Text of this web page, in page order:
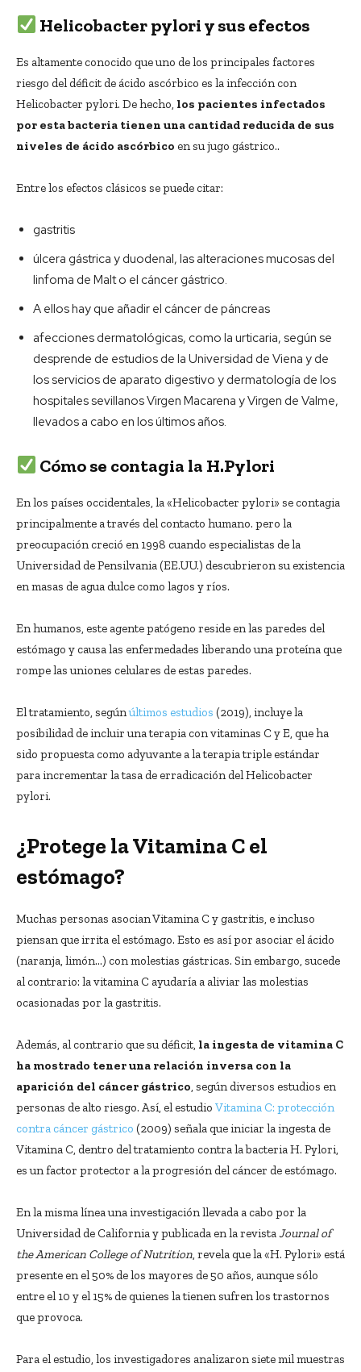
Helicobacter pylori y sus efectos
Es altamente conocido que uno de los principales factores
riesgo del déficit de ácido ascórbico es la infección con
Helicobacter pylori. De hecho, los pacientes infectados
por esta bacteria tienen una cantidad reducida de sus
niveles de ácido ascórbico en su jugo gástrico..
Entre los efectos clásicos se puede citar:
gastritis
úlcera gástrica y duodenal, las alteraciones mucosas del
linfoma de Malt o el cáncer gástrico.
A ellos hay que añadir el cáncer de páncreas
afecciones dermatológicas, como la urticaria, según se
desprende de estudios de la Universidad de Viena y de
los servicios de aparato digestivo y dermatología de los
hospitales sevillanos Virgen Macarena y Virgen de Valme,
llevados a cabo en los últimos años.
Cómo se contagia la H.Pylori
En los países occidentales, la «Helicobacter pylori» se contagia
principalmente a través del contacto humano. pero la
preocupación creció en 1998 cuando especialistas de la
Universidad de Pensilvania (EE.UU.) descubrieron su existencia
en masas de agua dulce como lagos y ríos.
En humanos, este agente patógeno reside en las paredes del
estómago y causa las enfermedades liberando una proteína que
rompe las uniones celulares de estas paredes.
El tratamiento, segúnúltimos estudios (2019), incluye la
posibilidad de incluir una terapia con vitaminas C y E, que ha
sido propuesta como adyuvante a la terapia triple estándar
para incrementar la tasa de erradicación del Helicobacter
pylori.
¿Protege la Vitamina C el
estómago?
Muchas personas asocian Vitamina C y gastritis, e incluso
piensan que irrita el estómago. Esto es así por asociar el ácido
(naranja, limón…) con molestias gástricas. Sin embargo, sucede
al contrario: la vitamina C ayudaría a aliviar las molestias
ocasionadas por la gastritis.
Además, al contrario que su déficit, la ingesta de vitamina C
ha mostrado tener una relación inversa con la
aparición del cáncer gástrico, según diversos estudios en
personas de alto riesgo. Así, el estudio Vitamina C: protección
contra cáncer gástrico (2009) señala que iniciar la ingesta de
Vitamina C, dentro del tratamiento contra la bacteria H. Pylori,
es un factor protector a la progresión del cáncer de estómago.
En la misma línea una investigación llevada a cabo por la
Universidad de California y publicada en la revistaJournal of
the American College of Nutrition, revela que la «H. Pylori» está
presente en el 50% de los mayores de 50 años, aunque sólo
entre el 10 y el 15% de quienes la tienen sufren los trastornos
que provoca.
Para el estudio, los investigadores analizaron siete mil muestras